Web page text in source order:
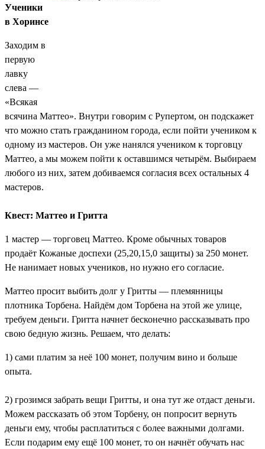
Ученики
в Хоринсе
Заходим в
первую
лавку
слева —
«Всякая
всячина Маттео». Внутри говорим с Рупертом, он подскажет
что можно стать гражданином города, если пойти учеником к
одному из мастеров. Он уже нанялся учеником к торговцу
Маттео, а мы можем пойти к оставшимся четырём. Выбираем
любого из них, затем добиваемся согласия всех остальных 4
мастеров.
Квест: Маттео и Гритта
1 мастер — торговец Маттео. Кроме обычных товаров
продаёт Кожаные доспехи (25,20,15,0 защиты) за 250 монет.
Не нанимает новых учеников, но нужно его согласие.
Маттео просит выбить долг у Гритты — племянницы
плотника Торбена. Найдём дом Торбена на этой же улице,
требуем деньги. Гритта начнет бесконечно рассказывать про
свою бедную жизнь. Решаем, что делать:
1) сами платим за неё 100 монет, получим вино и больше
опыта.
2) грозимся забрать вещи Гритты, и она тут же отдаст деньги.
Можем рассказать об этом Торбену, он попросит вернуть
деньги ему, чтобы расплатиться с более важными долгами.
Если подарим ему ещё 100 монет, то он начнёт обучать нас